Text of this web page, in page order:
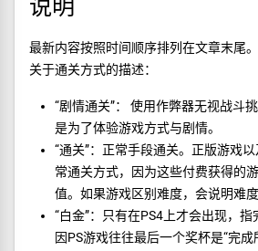
说明
最新内容按照时间顺序排列在文章末尾。
关于通关方式的描述：
“剧情通关”： 使用作弊器无视战斗
是为了体验游戏方式与剧情。
“通关”：正常手段通关。正版游戏
常通关方式，因为这些付费获得的
值。如果游戏区别难度，会说明难度
“白金”：只有在PS4上才会出现，指
因PS游戏往往最后一个奖杯是“完